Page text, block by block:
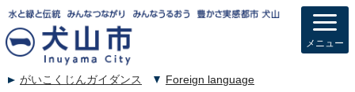
がいこくじんガイダンス
Foreign language
メニュー